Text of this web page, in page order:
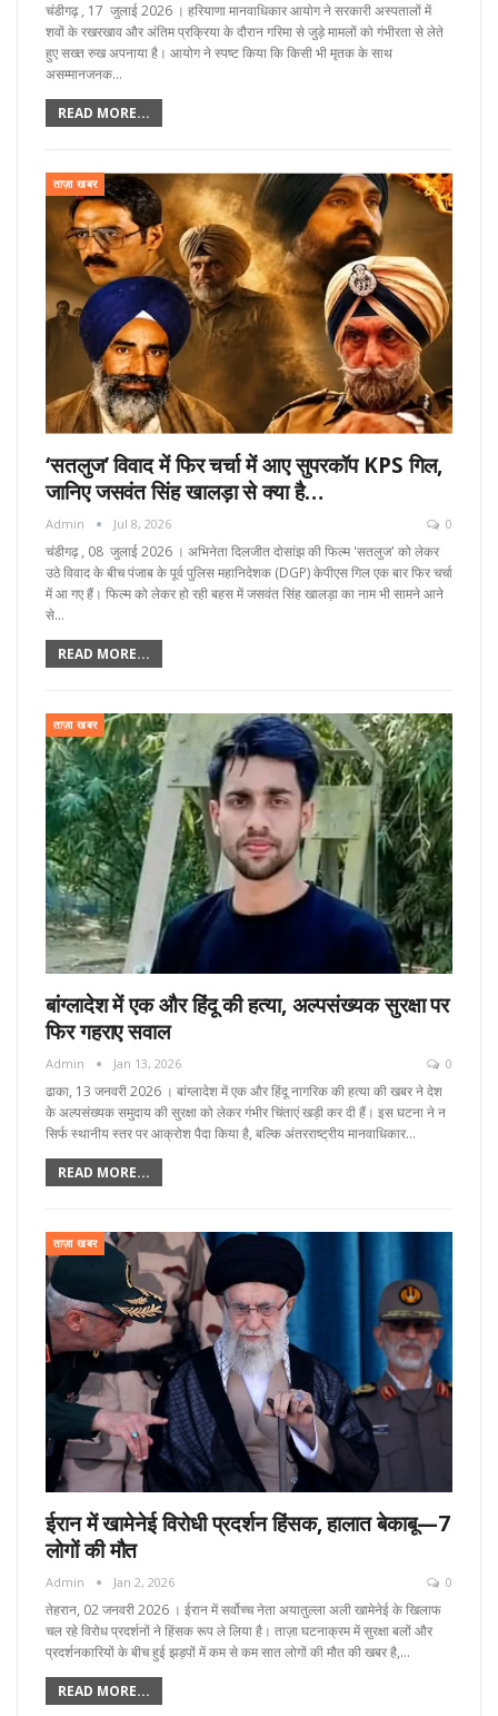
चंडीगढ़ , 17 जुलाई 2026 । हरियाणा मानवाधिकार आयोग ने सरकारी अस्पतालों में
शवों के रखरखाव और अंतिम प्रक्रिया के दौरान गरिमा से जुड़े मामलों को गंभीरता से लेते
हुए सख्त रुख अपनाया है। आयोग ने स्पष्ट किया कि किसी भी मृतक के साथ
असम्मानजनक…
READ MORE...
ताज़ा खबर
‘सतलुज’ विवाद में फिर चर्चा में आए सुपरकॉप KPS गिल,
जानिए जसवंत सिंह खालड़ा से क्या है…
Admin Jul 8, 2026 0
चंडीगढ़ , 08 जुलाई 2026 । अभिनेता दिलजीत दोसांझ की फिल्म 'सतलुज' को लेकर
उठे विवाद के बीच पंजाब के पूर्व पुलिस महानिदेशक (DGP) केपीएस गिल एक बार फिर चर्चा
में आ गए हैं। फिल्म को लेकर हो रही बहस में जसवंत सिंह खालड़ा का नाम भी सामने आने
से…
READ MORE...
ताज़ा खबर
बांग्लादेश में एक और हिंदू की हत्या, अल्पसंख्यक सुरक्षा पर
फिर गहराए सवाल
Admin Jan 13, 2026 0
ढाका, 13 जनवरी 2026 । बांग्लादेश में एक और हिंदू नागरिक की हत्या की खबर ने देश
के अल्पसंख्यक समुदाय की सुरक्षा को लेकर गंभीर चिंताएं खड़ी कर दी हैं। इस घटना ने न
सिर्फ स्थानीय स्तर पर आक्रोश पैदा किया है, बल्कि अंतरराष्ट्रीय मानवाधिकार…
READ MORE...
ताज़ा खबर
ईरान में खामेनेई विरोधी प्रदर्शन हिंसक, हालात बेकाबू—7
लोगों की मौत
Admin Jan 2, 2026 0
तेहरान, 02 जनवरी 2026 । ईरान में सर्वोच्च नेता अयातुल्ला अली खामेनेई के खिलाफ
चल रहे विरोध प्रदर्शनों ने हिंसक रूप ले लिया है। ताज़ा घटनाक्रम में सुरक्षा बलों और
प्रदर्शनकारियों के बीच हुई झड़पों में कम से कम सात लोगों की मौत की खबर है,…
READ MORE...